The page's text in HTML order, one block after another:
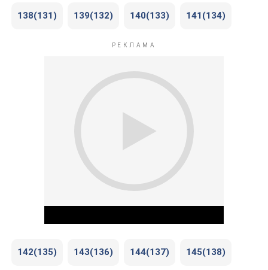
138(131) 139(132) 140(133) 141(134)
142(135) 143(136) 144(137) 145(138)